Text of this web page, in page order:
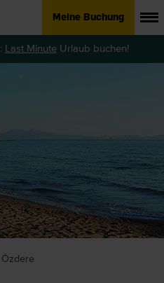
Meine Buchung
: Last MinuteUrlaub buchen!
Özdere